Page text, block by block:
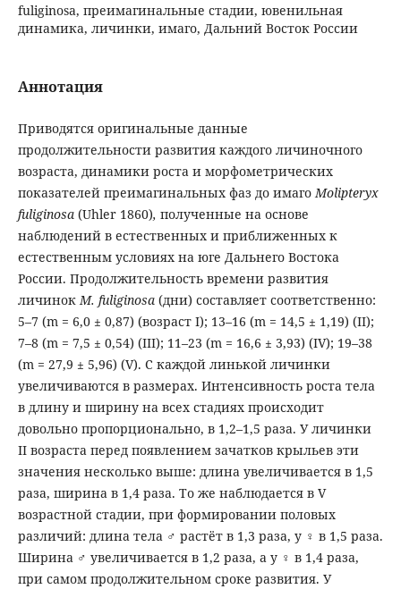
fuliginosa, преимагинальные стадии, ювенильная
динамика, личинки, имаго, Дальний Восток России
Аннотация
Приводятся оригинальные данные
продолжительности развития каждого личиночного
возраста, динамики роста и морфометрических
показателей преимагинальных фаз до имаго Molipteryx
fuliginosa (Uhler 1860), полученные на основе
наблюдений в естественных и приближенных к
естественным условиях на юге Дальнего Востока
России. Продолжительность времени развития
личинок M. fuliginosa (дни) составляет соответственно:
5–7 (m = 6,0 ± 0,87) (возраст I); 13–16 (m = 14,5 ± 1,19) (II);
7–8 (m = 7,5 ± 0,54) (III); 11–23 (m = 16,6 ± 3,93) (IV); 19–38
(m = 27,9 ± 5,96) (V). С каждой линькой личинки
увеличиваются в размерах. Интенсивность роста тела
в длину и ширину на всех стадиях происходит
довольно пропорционально, в 1,2–1,5 раза. У личинки
II возраста перед появлением зачатков крыльев эти
значения несколько выше: длина увеличивается в 1,5
раза, ширина в 1,4 раза. То же наблюдается в V
возрастной стадии, при формировании половых
различий: длина тела ♂ растёт в 1,3 раза, у ♀ в 1,5 раза.
Ширина ♂ увеличивается в 1,2 раза, а у ♀ в 1,4 раза,
при самом продолжительном сроке развития. У